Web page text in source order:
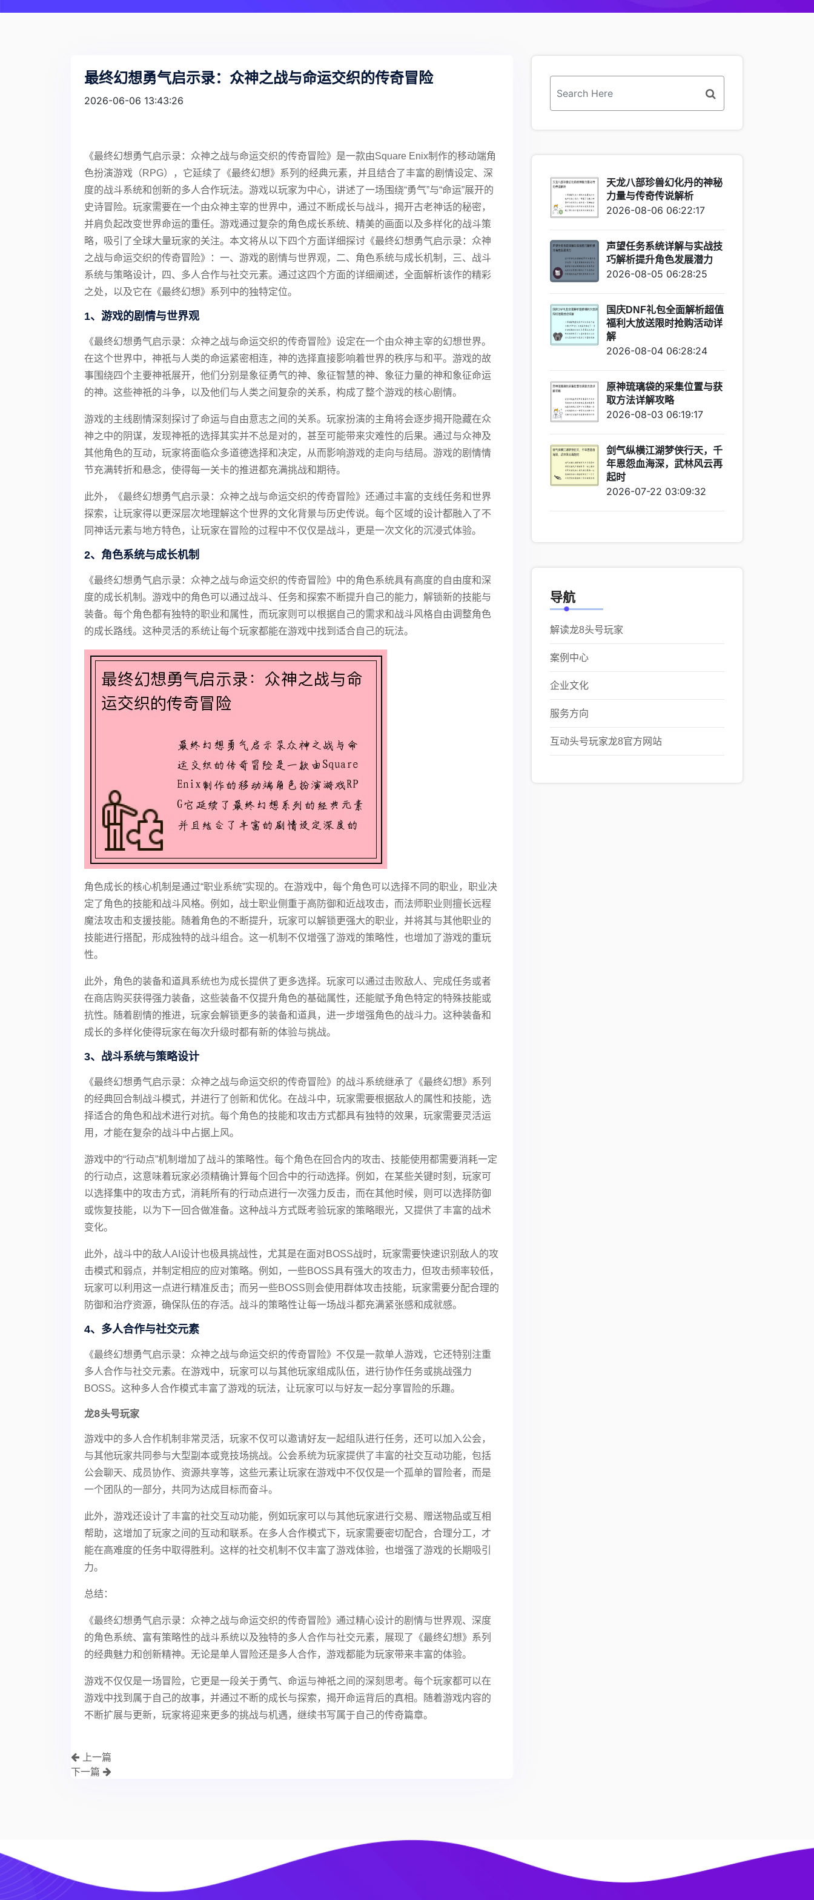
最终幻想勇气启示录：众神之战与命运交织的传奇冒险
2026-06-06 13:43:26
《最终幻想勇气启示录：众神之战与命运交织的传奇冒险》是一款由Square Enix制作的移动端角
色扮演游戏（RPG），它延续了《最终幻想》系列的经典元素，并且结合了丰富的剧情设定、深
度的战斗系统和创新的多人合作玩法。游戏以玩家为中心，讲述了一场围绕“勇气”与“命运”展开的
史诗冒险。玩家需要在一个由众神主宰的世界中，通过不断成长与战斗，揭开古老神话的秘密，
并肩负起改变世界命运的重任。游戏通过复杂的角色成长系统、精美的画面以及多样化的战斗策
略，吸引了全球大量玩家的关注。本文将从以下四个方面详细探讨《最终幻想勇气启示录：众神
之战与命运交织的传奇冒险》：一、游戏的剧情与世界观，二、角色系统与成长机制，三、战斗
系统与策略设计，四、多人合作与社交元素。通过这四个方面的详细阐述，全面解析该作的精彩
之处，以及它在《最终幻想》系列中的独特定位。
1、游戏的剧情与世界观
《最终幻想勇气启示录：众神之战与命运交织的传奇冒险》设定在一个由众神主宰的幻想世界。
在这个世界中，神祇与人类的命运紧密相连，神的选择直接影响着世界的秩序与和平。游戏的故
事围绕四个主要神祇展开，他们分别是象征勇气的神、象征智慧的神、象征力量的神和象征命运
的神。这些神祇的斗争，以及他们与人类之间复杂的关系，构成了整个游戏的核心剧情。
游戏的主线剧情深刻探讨了命运与自由意志之间的关系。玩家扮演的主角将会逐步揭开隐藏在众
神之中的阴谋，发现神祇的选择其实并不总是对的，甚至可能带来灾难性的后果。通过与众神及
其他角色的互动，玩家将面临众多道德选择和决定，从而影响游戏的走向与结局。游戏的剧情情
节充满转折和悬念，使得每一关卡的推进都充满挑战和期待。
此外，《最终幻想勇气启示录：众神之战与命运交织的传奇冒险》还通过丰富的支线任务和世界
探索，让玩家得以更深层次地理解这个世界的文化背景与历史传说。每个区域的设计都融入了不
同神话元素与地方特色，让玩家在冒险的过程中不仅仅是战斗，更是一次文化的沉浸式体验。
2、角色系统与成长机制
《最终幻想勇气启示录：众神之战与命运交织的传奇冒险》中的角色系统具有高度的自由度和深
度的成长机制。游戏中的角色可以通过战斗、任务和探索不断提升自己的能力，解锁新的技能与
装备。每个角色都有独特的职业和属性，而玩家则可以根据自己的需求和战斗风格自由调整角色
的成长路线。这种灵活的系统让每个玩家都能在游戏中找到适合自己的玩法。
角色成长的核心机制是通过“职业系统”实现的。在游戏中，每个角色可以选择不同的职业，职业决
定了角色的技能和战斗风格。例如，战士职业侧重于高防御和近战攻击，而法师职业则擅长远程
魔法攻击和支援技能。随着角色的不断提升，玩家可以解锁更强大的职业，并将其与其他职业的
技能进行搭配，形成独特的战斗组合。这一机制不仅增强了游戏的策略性，也增加了游戏的重玩
性。
此外，角色的装备和道具系统也为成长提供了更多选择。玩家可以通过击败敌人、完成任务或者
在商店购买获得强力装备，这些装备不仅提升角色的基础属性，还能赋予角色特定的特殊技能或
抗性。随着剧情的推进，玩家会解锁更多的装备和道具，进一步增强角色的战斗力。这种装备和
成长的多样化使得玩家在每次升级时都有新的体验与挑战。
3、战斗系统与策略设计
《最终幻想勇气启示录：众神之战与命运交织的传奇冒险》的战斗系统继承了《最终幻想》系列
的经典回合制战斗模式，并进行了创新和优化。在战斗中，玩家需要根据敌人的属性和技能，选
择适合的角色和战术进行对抗。每个角色的技能和攻击方式都具有独特的效果，玩家需要灵活运
用，才能在复杂的战斗中占据上风。
游戏中的“行动点”机制增加了战斗的策略性。每个角色在回合内的攻击、技能使用都需要消耗一定
的行动点，这意味着玩家必须精确计算每个回合中的行动选择。例如，在某些关键时刻，玩家可
以选择集中的攻击方式，消耗所有的行动点进行一次强力反击，而在其他时候，则可以选择防御
或恢复技能，以为下一回合做准备。这种战斗方式既考验玩家的策略眼光，又提供了丰富的战术
变化。
此外，战斗中的敌人AI设计也极具挑战性，尤其是在面对BOSS战时，玩家需要快速识别敌人的攻
击模式和弱点，并制定相应的应对策略。例如，一些BOSS具有强大的攻击力，但攻击频率较低，
玩家可以利用这一点进行精准反击；而另一些BOSS则会使用群体攻击技能，玩家需要分配合理的
防御和治疗资源，确保队伍的存活。战斗的策略性让每一场战斗都充满紧张感和成就感。
4、多人合作与社交元素
《最终幻想勇气启示录：众神之战与命运交织的传奇冒险》不仅是一款单人游戏，它还特别注重
多人合作与社交元素。在游戏中，玩家可以与其他玩家组成队伍，进行协作任务或挑战强力
BOSS。这种多人合作模式丰富了游戏的玩法，让玩家可以与好友一起分享冒险的乐趣。
龙8头号玩家
游戏中的多人合作机制非常灵活，玩家不仅可以邀请好友一起组队进行任务，还可以加入公会，
与其他玩家共同参与大型副本或竞技场挑战。公会系统为玩家提供了丰富的社交互动功能，包括
公会聊天、成员协作、资源共享等，这些元素让玩家在游戏中不仅仅是一个孤单的冒险者，而是
一个团队的一部分，共同为达成目标而奋斗。
此外，游戏还设计了丰富的社交互动功能，例如玩家可以与其他玩家进行交易、赠送物品或互相
帮助，这增加了玩家之间的互动和联系。在多人合作模式下，玩家需要密切配合，合理分工，才
能在高难度的任务中取得胜利。这样的社交机制不仅丰富了游戏体验，也增强了游戏的长期吸引
力。
总结：
《最终幻想勇气启示录：众神之战与命运交织的传奇冒险》通过精心设计的剧情与世界观、深度
的角色系统、富有策略性的战斗系统以及独特的多人合作与社交元素，展现了《最终幻想》系列
的经典魅力和创新精神。无论是单人冒险还是多人合作，游戏都能为玩家带来丰富的体验。
游戏不仅仅是一场冒险，它更是一段关于勇气、命运与神祇之间的深刻思考。每个玩家都可以在
游戏中找到属于自己的故事，并通过不断的成长与探索，揭开命运背后的真相。随着游戏内容的
不断扩展与更新，玩家将迎来更多的挑战与机遇，继续书写属于自己的传奇篇章。
上一篇
下一篇
天龙八部珍兽幻化丹的神秘
力量与传奇传说解析
2026-08-06 06:22:17
声望任务系统详解与实战技
巧解析提升角色发展潜力
2026-08-05 06:28:25
国庆DNF礼包全面解析超值
福利大放送限时抢购活动详
解
2026-08-04 06:28:24
原神琉璃袋的采集位置与获
取方法详解攻略
2026-08-03 06:19:17
剑气纵横江湖梦侠行天，千
年恩怨血海深，武林风云再
起时
2026-07-22 03:09:32
导航
解读龙8头号玩家
案例中心
企业文化
服务方向
互动头号玩家龙8官方网站